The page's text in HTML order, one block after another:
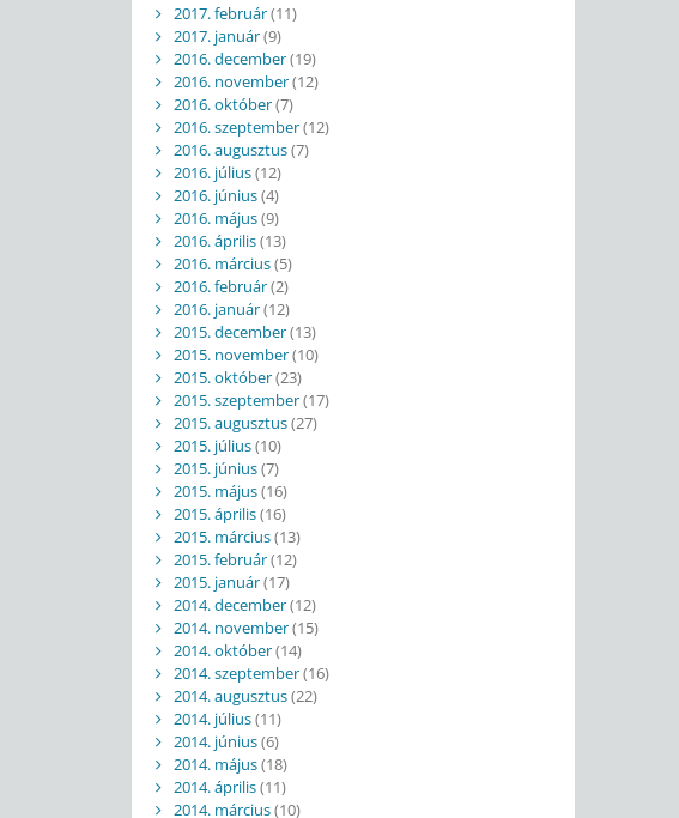
2017. február(11)
2017. január(9)
2016. december(19)
2016. november(12)
2016. október(7)
2016. szeptember(12)
2016. augusztus(7)
2016. július(12)
2016. június(4)
2016. május(9)
2016. április(13)
2016. március(5)
2016. február(2)
2016. január(12)
2015. december(13)
2015. november(10)
2015. október(23)
2015. szeptember(17)
2015. augusztus(27)
2015. július(10)
2015. június(7)
2015. május(16)
2015. április(16)
2015. március(13)
2015. február(12)
2015. január(17)
2014. december(12)
2014. november(15)
2014. október(14)
2014. szeptember(16)
2014. augusztus(22)
2014. július(11)
2014. június(6)
2014. május(18)
2014. április(11)
2014. március(10)